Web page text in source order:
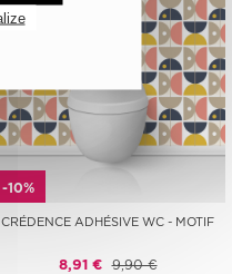
-10%
CRÉDENCE ADHÉSIVE WC - MOTIF
8,91 € 9,90 €